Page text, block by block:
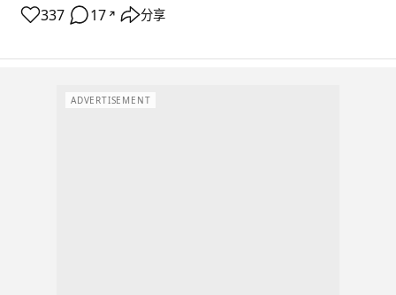
337 17 ↗ 分享
ADVERTISEMENT